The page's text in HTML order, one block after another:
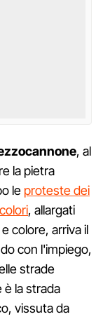
, al
la pietra
le proteste dei
, allargati
colore, arriva il
con l'impiego,
strade
è la strada
vissuta da